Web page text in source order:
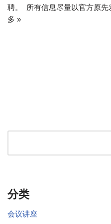
聘。 所有信息尽量以官方原
多 »
分类
会议讲座